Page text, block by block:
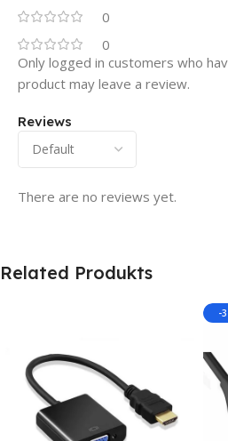
0
0
Reviews
There are no reviews yet.
Only logged in customers who
product may leave a review.
Related Produkts
-